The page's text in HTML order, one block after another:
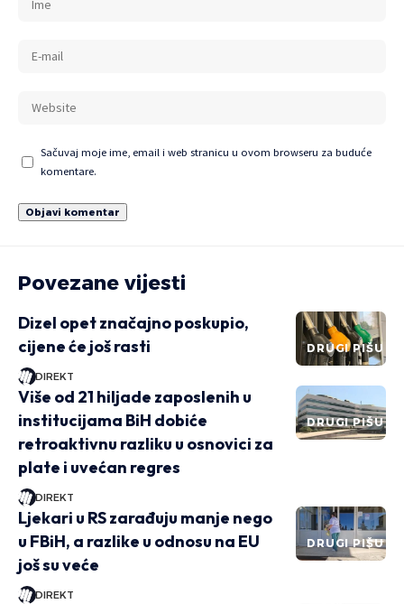
Sačuvaj moje ime, email i web stranicu u ovom browseru za buduće
komentare.
Povezane vijesti
DRUGI PIŠU
Dizel opet značajno poskupio,
cijene će još rasti
DIREKT
DRUGI PIŠU
Više od 21 hiljade zaposlenih u
institucijama BiH dobiće
retroaktivnu razliku u osnovici za
plate i uvećan regres
DIREKT
DRUGI PIŠU
Ljekari u RS zarađuju manje nego
u FBiH, a razlike u odnosu na EU
još su veće
DIREKT